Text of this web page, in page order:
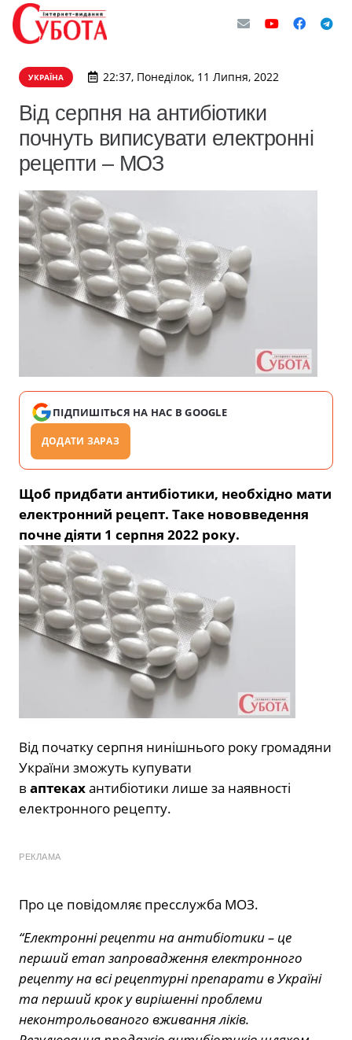
УКРАЇНА 22:37, Понеділок, 11 Липня, 2022
Від серпня на антибіотики
почнуть виписувати електронні
рецепти – МОЗ
ПІДПИШІТЬСЯ НА НАС В GOOGLE
ДОДАТИ ЗАРАЗ
Щоб придбати антибіотики, необхідно мати
електронний рецепт. Таке нововведення
почне діяти 1 серпня 2022 року.
Від початку серпня нинішнього року громадяни
України зможуть купувати
в аптекахантибіотики лише за наявності
електронного рецепту.
РЕКЛАМА
Про це повідомляє пресслужба МОЗ.
“Електронні рецепти на антибіотики – це
перший етап запровадження електронного
рецепту на всі рецептурні препарати в Україні
та перший крок у вирішенні проблеми
неконтрольованого вживання ліків.